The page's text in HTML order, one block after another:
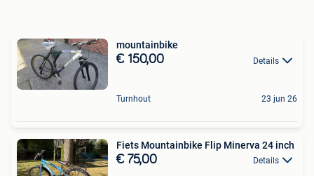
mountainbike
€ 150,00 Details
Turnhout 23 jun 26
Fiets Mountainbike Flip Minerva 24 inch
€ 75,00 Details